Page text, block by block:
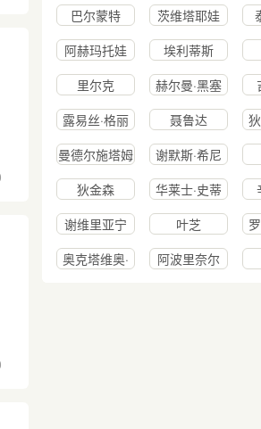
巴尔蒙特
茨维塔耶娃
阿赫玛托娃
埃利蒂斯
里尔克
赫尔曼·黑塞
露易丝·格丽
克
聂鲁达
曼德尔施塔姆
谢默斯·希尼
狄金森
华莱士·史蒂
文斯
谢维里亚宁
叶芝
奥克塔维奥·
阿波里奈尔